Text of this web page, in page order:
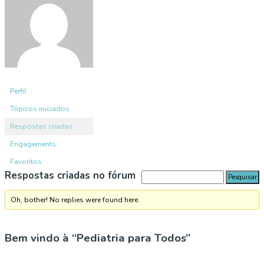
Perfil
Tópicos iniciados
Respostas criadas
Engagements
Favoritos
Respostas criadas no fórum
Oh, bother! No replies were found here.
Bem vindo à “Pediatria para Todos”